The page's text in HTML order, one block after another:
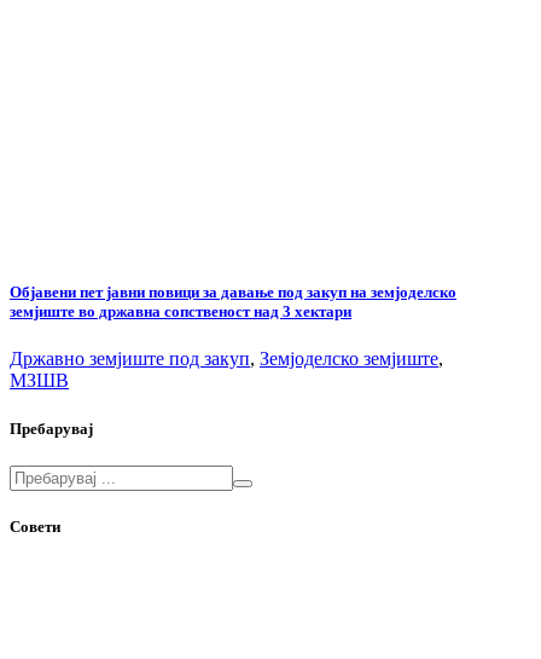
Објавени пет јавни повици за давање под закуп на земјоделско
земјиште во државна сопственост над 3 хектари
Државно земјиште под закуп, Земјоделско земјиште,
МЗШВ
Пребарувај
Совети